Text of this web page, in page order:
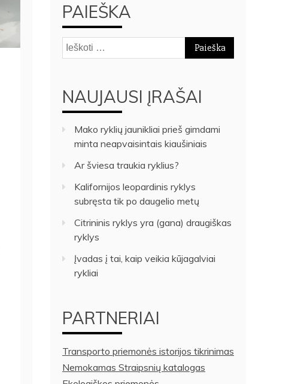
PAIEŠKA
Ieškoti:
NAUJAUSI ĮRAŠAI
Mako ryklių jaunikliai prieš gimdami
minta neapvaisintais kiaušiniais
Ar šviesa traukia ryklius?
Kalifornijos leopardinis ryklys
subręsta tik po daugelio metų
Citrininis ryklys yra (gana) draugiškas
ryklys
Įvadas į tai, kaip veikia kūjagalviai
rykliai
PARTNERIAI
Transporto priemonės istorijos tikrinimas
Nemokamas Straipsnių katalogas